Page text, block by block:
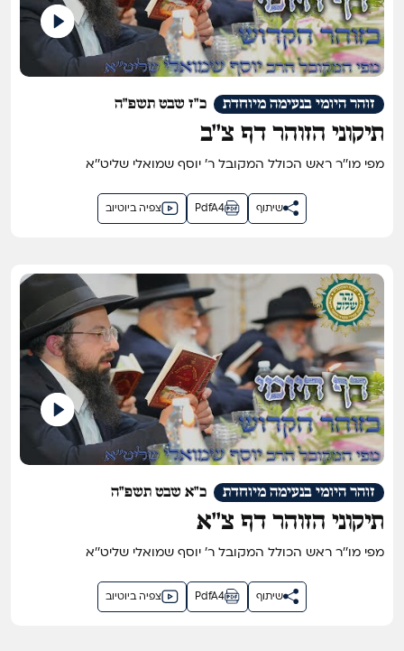
כ"ז שבט תשפ"ה זוהר היומי בנעימה מיוחדת
תיקוני הזוהר דף צ''ב
מפי מו''ר ראש הכולל המקובל ר' יוסף שמואלי שליט''א
צפיה ביוטיוב PdfA4 שיתוף
כ"א שבט תשפ"ה זוהר היומי בנעימה מיוחדת
תיקוני הזוהר דף צ''א
מפי מו''ר ראש הכולל המקובל ר' יוסף שמואלי שליט''א
צפיה ביוטיוב PdfA4 שיתוף